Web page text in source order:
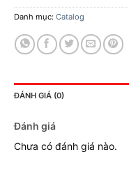
Danh mục: Catalog
ĐÁNH GIÁ (0)
Đánh giá
Chưa có đánh giá nào.